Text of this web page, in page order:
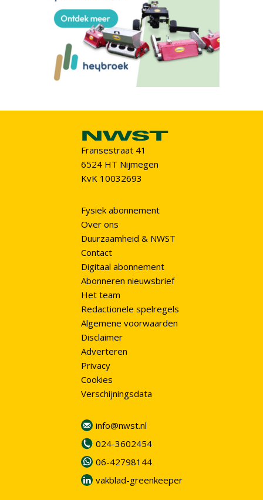
Fransestraat 41
6524 HT Nijmegen
KvK 10032693
Fysiek abonnement
Over ons
Duurzaamheid & NWST
Contact
Digitaal abonnement
Abonneren nieuwsbrief
Het team
Redactionele spelregels
Algemene voorwaarden
Disclaimer
Adverteren
Privacy
Cookies
Verschijningsdata
info@nwst.nl
024-3602454
06-42798144
vakblad-greenkeeper